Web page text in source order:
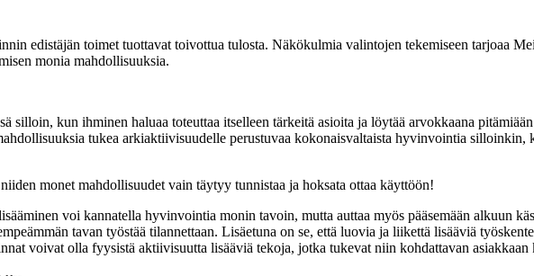
edistäjän toimet tuottavat toivottua tulosta. Näkökulmia valintojen tekemiseen tarjoaa
monia mahdollisuuksia.
silloin, kun ihminen haluaa toteuttaa itselleen tärkeitä asioita ja löytää arvokkaana
tukea arkiaktiivisuudelle perustuvaa kokonaisvaltaista hyvinvointia silloinkin,
monet mahdollisuudet vain täytyy tunnistaa ja hoksata ottaa käyttöön!
voi kannatella hyvinvointia monin tavoin, mutta auttaa myös pääsemään alkuun
tavan työstää tilannettaan. Lisäetuna on se, että luovia ja liikettä lisääviä
voivat olla fyysistä aktiivisuutta lisääviä tekoja, jotka tukevat niin kohdattavan